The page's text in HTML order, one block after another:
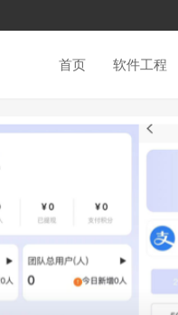
首页 软件工程